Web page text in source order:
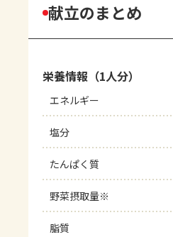
献立のまとめ
栄養情報（1人分）
エネルギー
塩分
たんぱく質
野菜摂取量※
脂質